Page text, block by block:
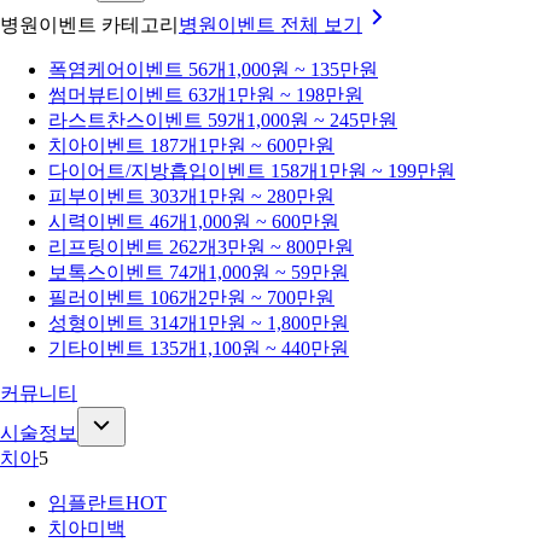
병원이벤트 카테고리 병원이벤트 전체 보기
폭염케어 이벤트 56개 1,000원 ~ 135만원
썸머뷰티 이벤트 63개 1만원 ~ 198만원
라스트찬스이벤트 59개 1,000원 ~ 245만원
치아이벤트 187개 1만원 ~ 600만원
다이어트/지방흡입이벤트 158개 1만원 ~ 199만원
피부이벤트 303개 1만원 ~ 280만원
시력이벤트 46개 1,000원 ~ 600만원
리프팅이벤트 262개3만원 ~ 800만원
보톡스이벤트 74개 1,000원 ~ 59만원
필러 이벤트 106개 2만원 ~ 700만원
성형이벤트 314개 1만원 ~ 1,800만원
기타이벤트 135개 1,100원 ~ 440만원
커뮤니티
시술정보
치아5
임플란트HOT
치아미백